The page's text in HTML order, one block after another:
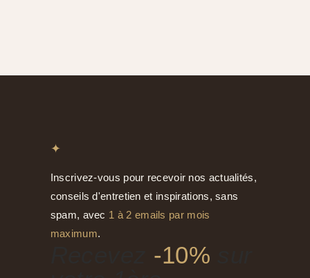
✦
Inscrivez-vous pour recevoir nos actualités,
conseils d'entretien et inspirations, sans
spam, avec 1 à 2 emails par mois
maximum.
-10%